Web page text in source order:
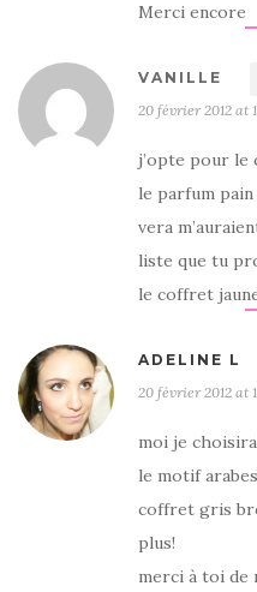
Merci encore
VANILLE
20 février 2012 at
j’opte pour
le parfum
vera
liste que tu
le coffret
ADELINE L
20 février 2012 at
moi je
le motif
coffret gris
plus!
merci à toi de